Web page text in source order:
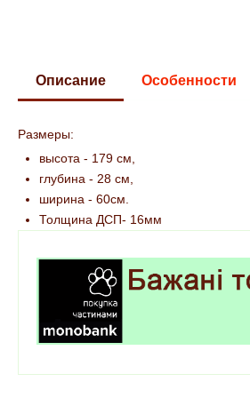
Описание Особенности
Размеры:
высота - 179 см,
глубина - 28 см,
ширина - 60см.
Толщина ДСП- 16мм